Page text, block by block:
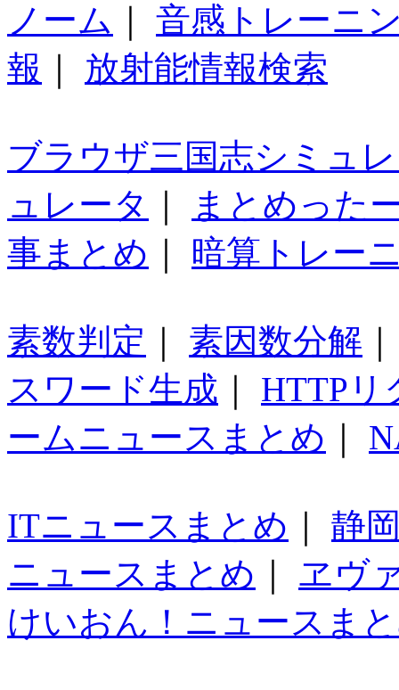
ノーム
音感トレーニ
報
放射能情報検索
ブラウザ三国志シミュ
ュレータ
まとめった
事まとめ
暗算トレー
素数判定 素因数分解
スワード生成
HTTPリ
ームニュースまとめ
ITニュースまとめ
静
ニュースまとめ
ヱヴ
けいおん！ニュースま